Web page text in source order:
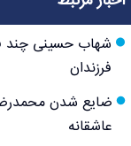
شهاب حسینی چند
فرزندان
ضایع شدن
عاشقانه